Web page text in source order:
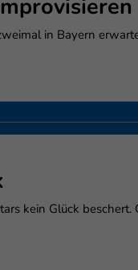
in Bayern
kein Glück